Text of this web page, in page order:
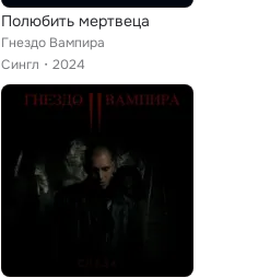
Полюбить мертвеца
Гнездо Вампира
Сингл
2024